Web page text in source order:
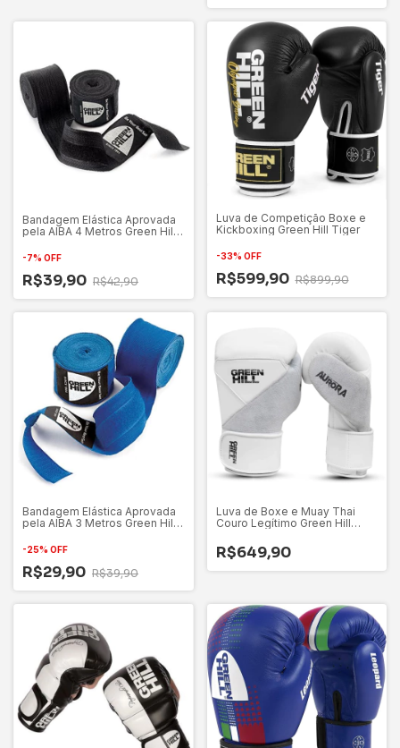
Bandagem Elástica Aprovada
pela AIBA 4 Metros Green Hill
-7% OFF
R$39,90 R$42,90
Luva de Competição Boxe e
Kickboxing Green Hill Tiger
-33% OFF
R$599,90 R$899,90
Bandagem Elástica Aprovada
pela AIBA 3 Metros Green Hill
-25% OFF
R$29,90 R$39,90
Luva de Boxe e Muay Thai
Couro Legítimo Green Hill
R$649,90